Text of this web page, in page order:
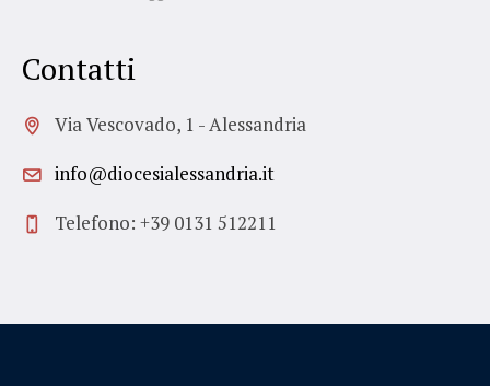
Contatti
Via Vescovado, 1 - Alessandria
info@diocesialessandria.it
Telefono: +39 0131 512211